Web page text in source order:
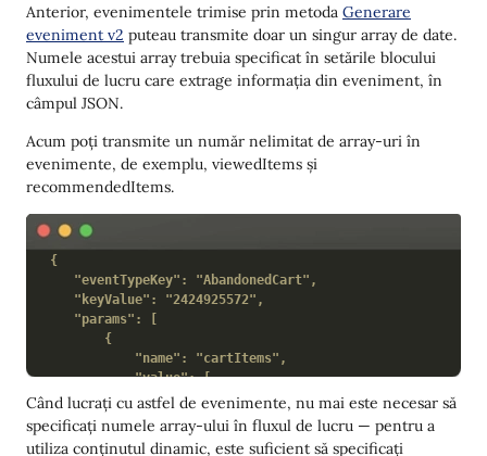
Anterior, evenimentele trimise prin metoda Generare
eveniment v2 puteau transmite doar un singur array de date.
Numele acestui array trebuia specificat în setările blocului
fluxului de lucru care extrage informația din eveniment, în
câmpul JSON.
Acum poți transmite un număr nelimitat de array-uri în
evenimente, de exemplu, viewedItems și
recommendedItems.
{
    "eventTypeKey": "AbandonedCart",
    "keyValue": "2424925572",
    "params": [
        {
            "name": "cartItems",
            "value": [
                {
                    "name": "Balsam pentru păr uscat",
                    "price": "341",
Când lucrați cu astfel de evenimente, nu mai este necesar să
specificați numele array-ului în fluxul de lucru — pentru a
utiliza conținutul dinamic, este suficient să specificați